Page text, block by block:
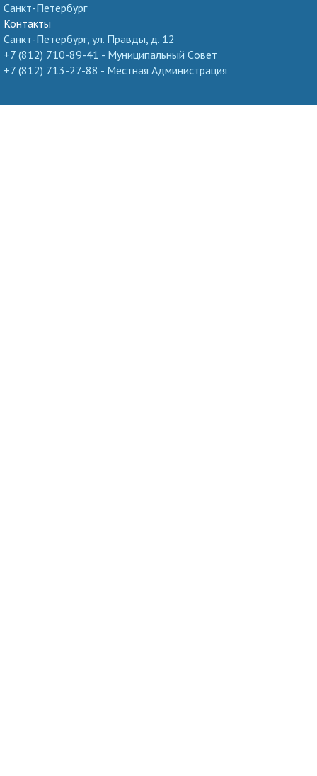
Санкт-Петербург
Контакты
Санкт-Петербург, ул. Правды, д. 12
+7 (812) 710-89-41 - Муниципальный Cовет
+7 (812) 713-27-88 - Местная Администрация